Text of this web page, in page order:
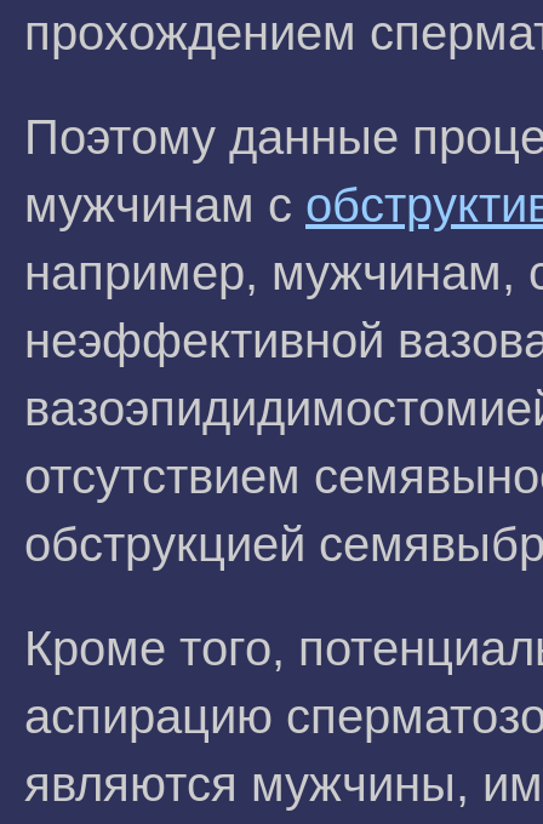
прохождением
Поэтому данные
мужчинам с
например, мужчинам,
неэффективной
отсутствием
обструкцией
Кроме того,
аспирацию
являются мужчины,